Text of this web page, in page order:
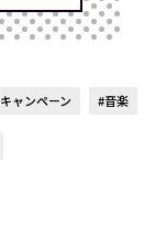
ャンペーン #音楽